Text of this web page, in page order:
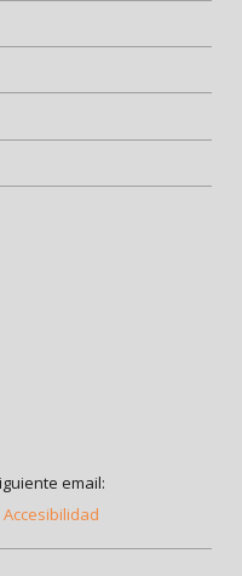
email:
Accesibilidad